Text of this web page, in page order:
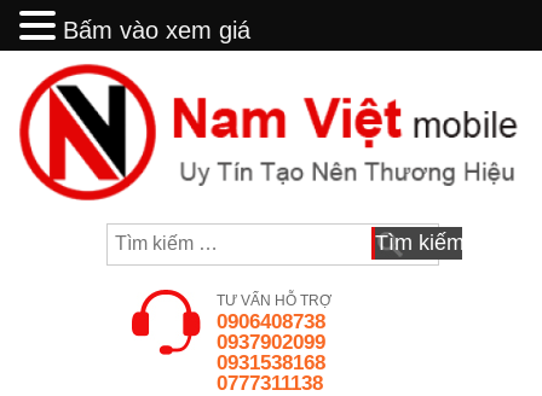
content
TƯ VẤN HỖ TRỢ
0906408738
0937902099
0931538168
0777311138
Bấm vào xem giá
Bấm vào xem giá